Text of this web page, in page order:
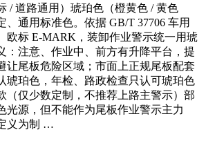
/ 道路通用）琥珀色（橙黄色 / 黄色
、通用标准色。依据 GB/T 37706 车用
欧标 E-MARK，装卸作业警示统一用琥
：注意、作业中、前方有升降平台，提
让尾板危险区域；市面上正规尾板配套
琥珀色，年检、路政检查只认可琥珀色
（仅少数定制，不推荐上路主警示）部
光源，但不能作为尾板作业警示主力
义为制 …